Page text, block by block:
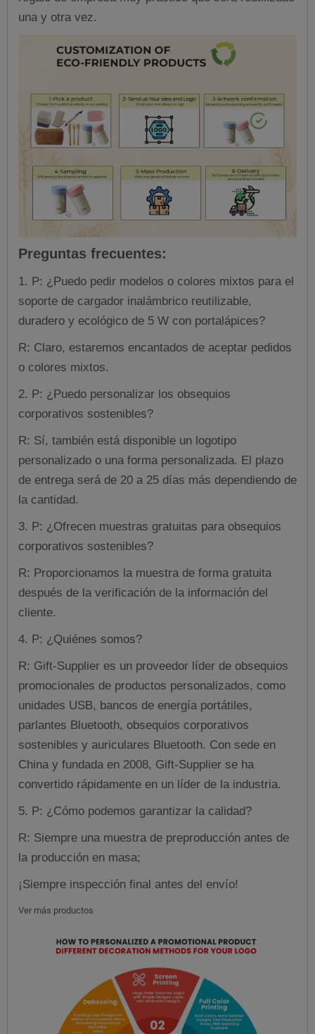
una y otra vez.
Preguntas frecuentes:
1. P: ¿Puedo pedir modelos o colores mixtos para el
soporte de cargador inalámbrico reutilizable,
duradero y ecológico de 5 W con portalápices?
R: Claro, estaremos encantados de aceptar pedidos
o colores mixtos.
2. P: ¿Puedo personalizar los obsequios
corporativos sostenibles?
R: Sí, también está disponible un logotipo
personalizado o una forma personalizada. El plazo
de entrega será de 20 a 25 días más dependiendo de
la cantidad.
3. P: ¿Ofrecen muestras gratuitas para obsequios
corporativos sostenibles?
R: Proporcionamos la muestra de forma gratuita
después de la verificación de la información del
cliente.
4. P: ¿Quiénes somos?
R: Gift-Supplier es un proveedor líder de obsequios
promocionales de productos personalizados, como
unidades USB, bancos de energía portátiles,
parlantes Bluetooth, obsequios corporativos
sostenibles y auriculares Bluetooth. Con sede en
China y fundada en 2008, Gift-Supplier se ha
convertido rápidamente en un líder de la industria.
5. P: ¿Cómo podemos garantizar la calidad?
R: Siempre una muestra de preproducción antes de
la producción en masa;
¡Siempre inspección final antes del envío!
Ver más productos